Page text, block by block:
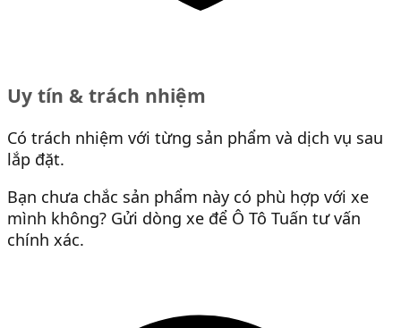
Uy tín & trách nhiệm
Có trách nhiệm với từng sản phẩm và dịch vụ sau
lắp đặt.
Bạn chưa chắc sản phẩm này có phù hợp với xe
mình không? Gửi dòng xe để Ô Tô Tuấn tư vấn
chính xác.